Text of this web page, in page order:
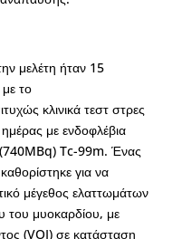
μελέτη ήταν 15
το
κλινικά τεστ στρες
με ενδοφλέβια
Tc-99m. Ένας
για να
μέγεθος ελαττωμάτων
του μυοκαρδίου, με
(VOI) σε κατάσταση